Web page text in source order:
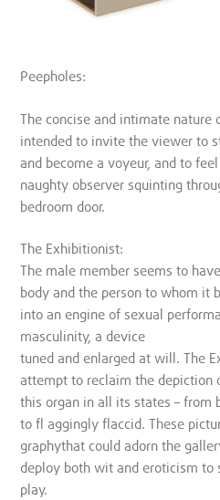
Peepholes:
The concise and intimate nature
intended to invite the viewer to
and become a voyeur, and to
naughty observer squinting
bedroom door.
The Exhibitionist:
The male member seems to
body and the person to whom it
into an engine of sexual
masculinity, a device
tuned and enlarged at will. The
attempt to reclaim the depiction
this organ in all its states – from
to fl aggingly flaccid. These
graphythat could adorn the
deploy both wit and eroticism to
play.